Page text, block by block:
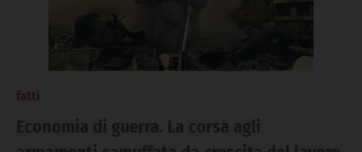
fatti
Economia di guerra. La corsa agli